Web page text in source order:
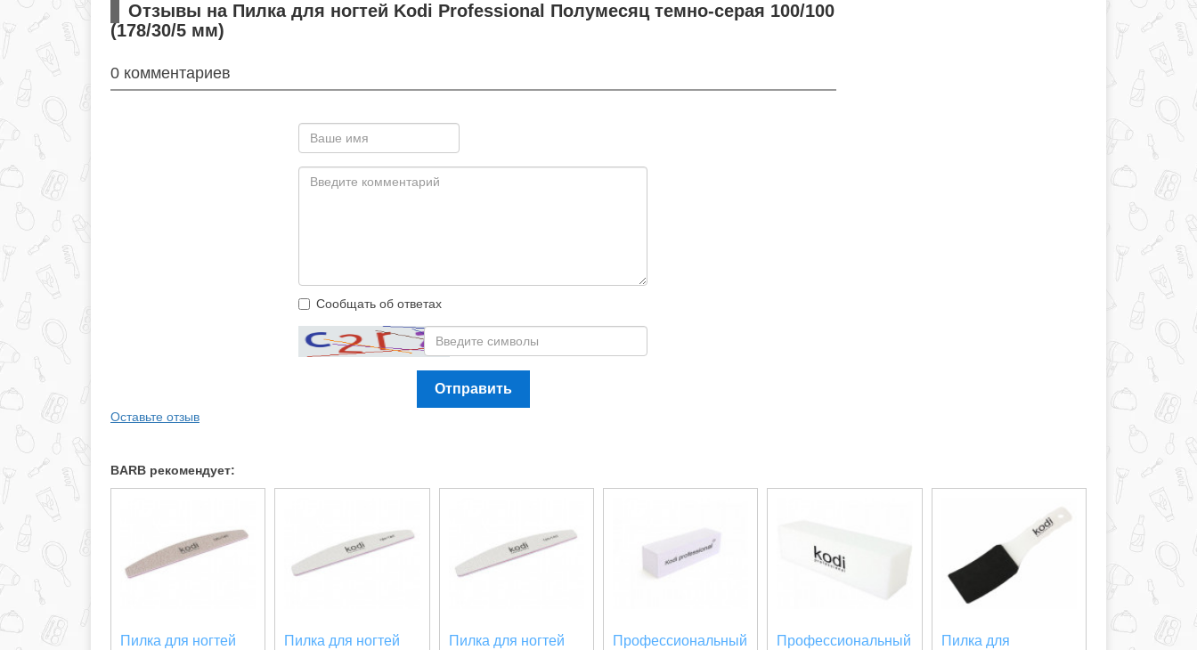
Отзывы на Пилка для ногтей Kodi Professional Полумесяц темно-cерая 100/100
(178/30/5 мм)
0 комментариев
Сообщать об ответах
Отправить
Оставьте отзыв
BARB рекомендует:
Пилка для ногтей
Пилка для ногтей
Пилка для ногтей
Профессиональный
Профессиональный
Пилка для